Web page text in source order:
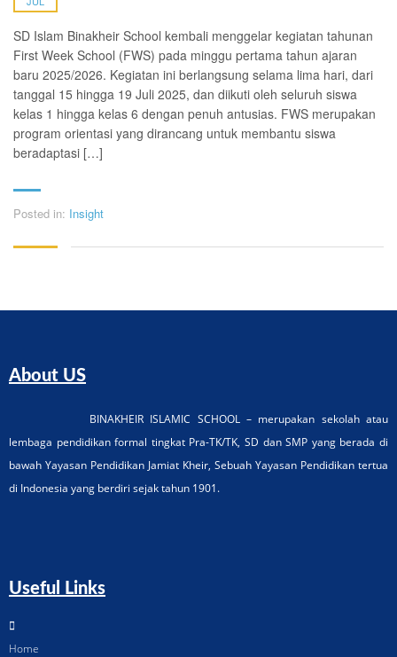
SD Islam Binakheir School kembali menggelar kegiatan tahunan
First Week School (FWS) pada minggu pertama tahun ajaran
baru 2025/2026. Kegiatan ini berlangsung selama lima hari, dari
tanggal 15 hingga 19 Juli 2025, dan diikuti oleh seluruh siswa
kelas 1 hingga kelas 6 dengan penuh antusias. FWS merupakan
program orientasi yang dirancang untuk membantu siswa
beradaptasi […]
Posted in: Insight
About US
BINAKHEIR ISLAMIC SCHOOL – merupakan sekolah atau
lembaga pendidikan formal tingkat Pra-TK/TK, SD dan SMP yang berada di
bawah Yayasan Pendidikan Jamiat Kheir, Sebuah Yayasan Pendidikan tertua
di Indonesia yang berdiri sejak tahun 1901.
Useful Links
Home